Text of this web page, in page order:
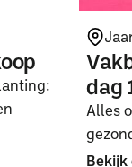
dag
Alles